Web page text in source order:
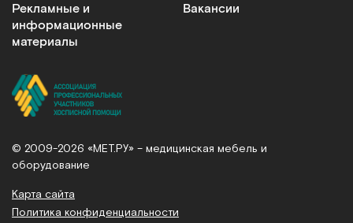
Рекламные и
информационные
материалы
Вакансии
© 2009-2026 «МЕТ.РУ» – медицинская мебель и
оборудование
Карта сайта
Политика конфиденциальности